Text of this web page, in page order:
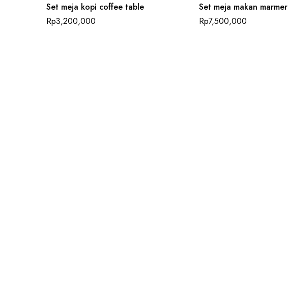
Set meja kopi coffee table
Rp3,200,000
Set meja makan marmer
Rp7,500,000